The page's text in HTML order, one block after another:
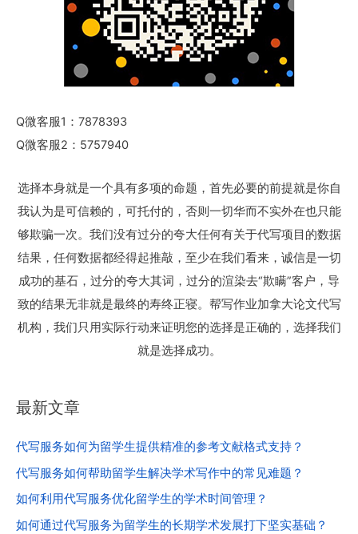
Q微客服1：7878393
Q微客服2：5757940
选择本身就是一个具有多项的命题，首先必要的前提就是你自
我认为是可信赖的，可托付的，否则一切华而不实外在也只能
够欺骗一次。我们没有过分的夸大任何有关于代写项目的数据
结果，任何数据都经得起推敲，至少在我们看来，诚信是一切
成功的基石，过分的夸大其词，过分的渲染去“欺瞒”客户，导
致的结果无非就是最终的寿终正寝。帮写作业加拿大论文代写
机构，我们只用实际行动来证明您的选择是正确的，选择我们
就是选择成功。
最新文章
代写服务如何为留学生提供精准的参考文献格式支持？
代写服务如何帮助留学生解决学术写作中的常见难题？
如何利用代写服务优化留学生的学术时间管理？
如何通过代写服务为留学生的长期学术发展打下坚实基础？